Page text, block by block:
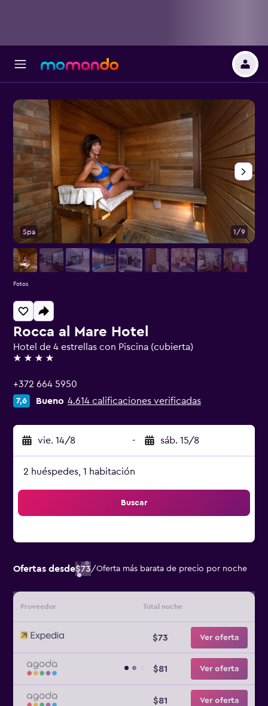
Rocca al Mare Hotel
Hotel de 4 estrellas con Piscina (cubierta)
4 estrellas
+372 664 5950
7,6 Bueno 4.614 calificaciones verificadas
vie. 14/8 - sáb. 15/8
2 huéspedes, 1 habitación
Buscar
Ofertas desde$73/Oferta más barata de precio por noche
Proveedor Total noche
$73 Ver oferta
$81 Ver oferta
$81 Ver oferta
Spa 1/9
Fotos